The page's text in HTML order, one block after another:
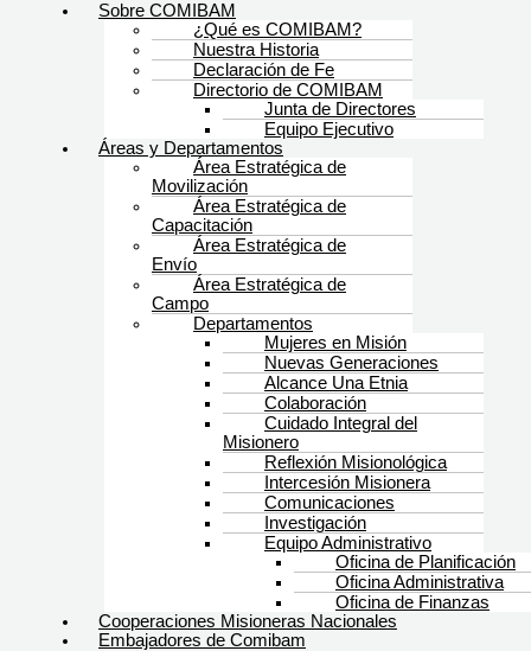
Sobre COMIBAM
¿Qué es COMIBAM?
Nuestra Historia
Declaración de Fe
Directorio de COMIBAM
Junta de Directores
Equipo Ejecutivo
Áreas y Departamentos
Área Estratégica de
Movilización
Área Estratégica de
Capacitación
Área Estratégica de
Envío
Área Estratégica de
Campo
Departamentos
Mujeres en Misión
Nuevas Generaciones
Alcance Una Etnia
Colaboración
Cuidado Integral del
Misionero
Reflexión Misionológica
Intercesión Misionera
Comunicaciones
Investigación
Equipo Administrativo
Oficina de Planificación
Oficina Administrativa
Oficina de Finanzas
Cooperaciones Misioneras Nacionales
Embajadores de Comibam